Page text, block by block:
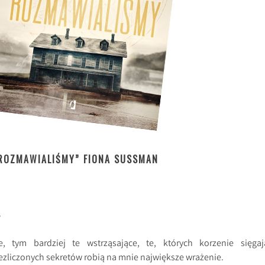
FIONA SUSSMAN
tym bardziej te wstrząsające, te, których korzenie
sekretów robią na mnie największe wrażenie.